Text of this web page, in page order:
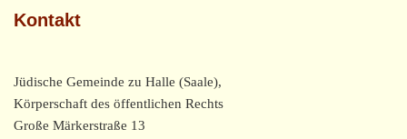
Kontakt
Jüdische Gemeinde zu Halle (Saale),
Körperschaft des öffentlichen Rechts
Große Märkerstraße 13